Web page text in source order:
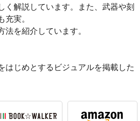
く解説しています。また、武器や刻
充実。
法を紹介しています。
はじめとするビジュアルを掲載した